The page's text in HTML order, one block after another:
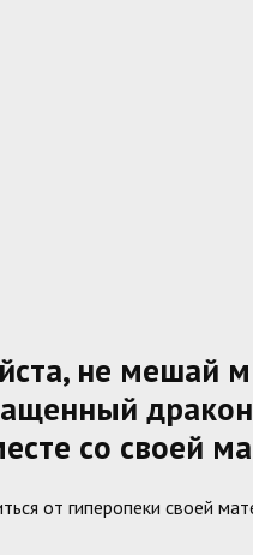
не мешай
со своей
от гиперопеки своей